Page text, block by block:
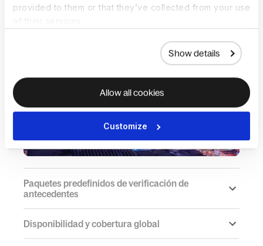
provided to them or that they’ve collected from your use
Show details
Allow all cookies
Customize
Paquetes predefinidos de verificación de
antecedentes
Disponibilidad y cobertura global